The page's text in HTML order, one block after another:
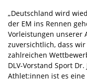
„Deutschland wird
der EM ins Rennen
Vorleistungen unserer
zuversichtlich, dass
zahlreichen
DLV-Vorstand Sport
Athlet:innen ist es